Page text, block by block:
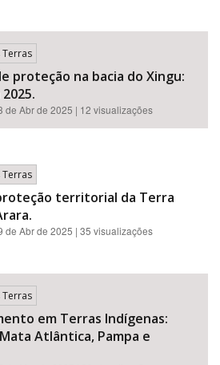
Terras
proteção na bacia do Xingu:
de Abr de 2025 | 12 visualizações
Terras
territorial da Terra
de Abr de 2025 | 35 visualizações
Terras
em Terras Indígenas:
Atlântica, Pampa e